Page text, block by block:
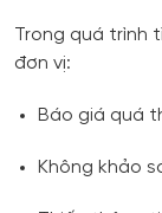
Trong quá trình
đơn vị:
Báo giá quá
Không khảo